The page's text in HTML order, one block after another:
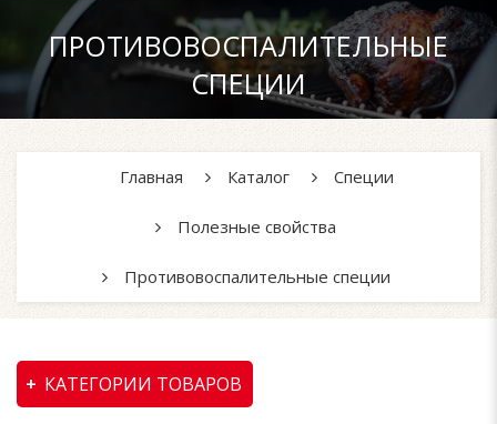
ПРОТИВОВОСПАЛИТЕЛЬНЫЕ
СПЕЦИИ
Главная Каталог Специи
Полезные свойства
Противовоспалительные специи
КАТЕГОРИИ ТОВАРОВ